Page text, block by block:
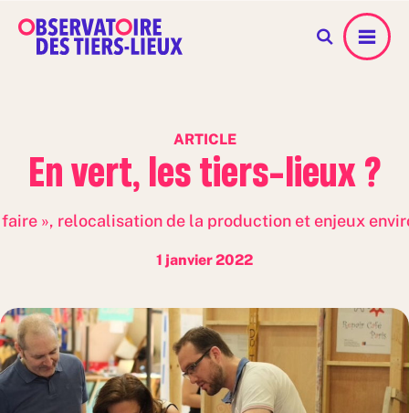
Menu
ARTICLE
En vert, les tiers-lieux ?
faire », relocalisation de la production et enjeux
1 janvier 2022